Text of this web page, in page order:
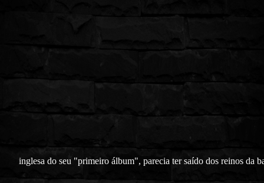
inglesa do seu "primeiro álbum", parecia ter saído dos reinos da